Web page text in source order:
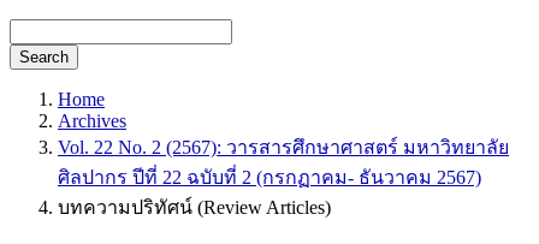
Search
Home
Archives
Vol. 22 No. 2 (2567): วารสารศึกษาศาสตร์ มหาวิทยาลัย
ศิลปากร ปีที่ 22 ฉบับที่ 2 (กรกฏาคม- ธันวาคม 2567)
บทความปริทัศน์ (Review Articles)